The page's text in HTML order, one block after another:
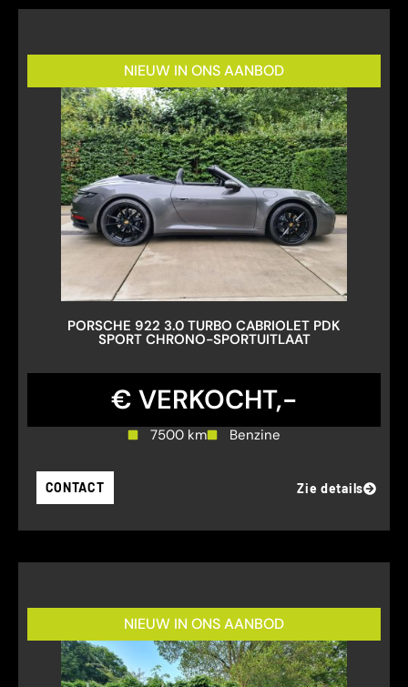
NIEUW IN ONS AANBOD
PORSCHE 922 3.0 TURBO CABRIOLET PDK
SPORT CHRONO-SPORTUITLAAT
€ VERKOCHT,-
7500 km Benzine
CONTACT Zie details
NIEUW IN ONS AANBOD